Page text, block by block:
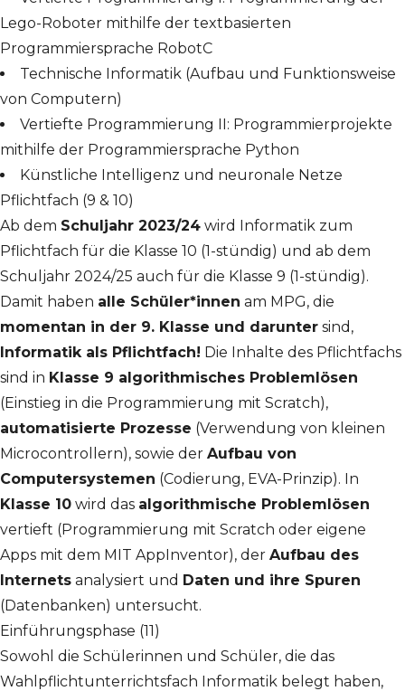
Lego-Roboter mithilfe der textbasierten
Programmiersprache RobotC
Technische Informatik (Aufbau und Funktionsweise
von Computern)
Vertiefte Programmierung II: Programmierprojekte
mithilfe der Programmiersprache Python
Künstliche Intelligenz und neuronale Netze
Pflichtfach (9 & 10)
Ab dem Schuljahr 2023/24 wird Informatik zum
Pflichtfach für die Klasse 10 (1-stündig) und ab dem
Schuljahr 2024/25 auch für die Klasse 9 (1-stündig).
Damit haben alle Schüler*innen am MPG, die
momentan in der 9. Klasse und darunter sind,
Informatik als Pflichtfach! Die Inhalte des Pflichtfachs
sind in Klasse 9 algorithmisches Problemlösen
(Einstieg in die Programmierung mit Scratch),
automatisierte Prozesse (Verwendung von kleinen
Microcontrollern), sowie der Aufbau von
Computersystemen (Codierung, EVA-Prinzip). In
Klasse 10 wird das algorithmische Problemlösen
vertieft (Programmierung mit Scratch oder eigene
Apps mit dem MIT AppInventor), der Aufbau des
Internets analysiert und Daten und ihre Spuren
(Datenbanken) untersucht.
Einführungsphase (11)
Sowohl die Schülerinnen und Schüler, die das
Wahlpflichtunterrichtsfach Informatik belegt haben,